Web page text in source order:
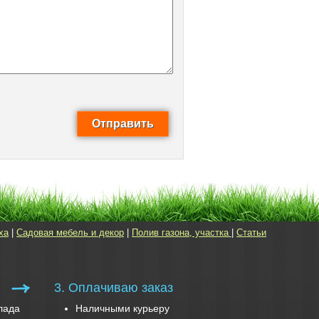
| Садовая мебель и декор Полив газона, участка Статьи
3. Оплачиваю заказ
Наличными курьеру